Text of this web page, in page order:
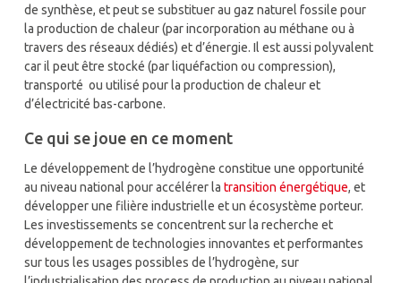
de synthèse, et peut se substituer au gaz naturel fossile pour
la production de chaleur (par incorporation au méthane ou à
travers des réseaux dédiés) et d’énergie. Il est aussi polyvalent
car il peut être stocké (par liquéfaction ou compression),
transporté ou utilisé pour la production de chaleur et
d’électricité bas-carbone.
Ce qui se joue en ce moment
Le développement de l’hydrogène constitue une opportunité
au niveau national pour accélérer latransition énergétique, et
développer une filière industrielle et un écosystème porteur.
Les investissements se concentrent sur la recherche et
développement de technologies innovantes et performantes
sur tous les usages possibles de l’hydrogène, sur